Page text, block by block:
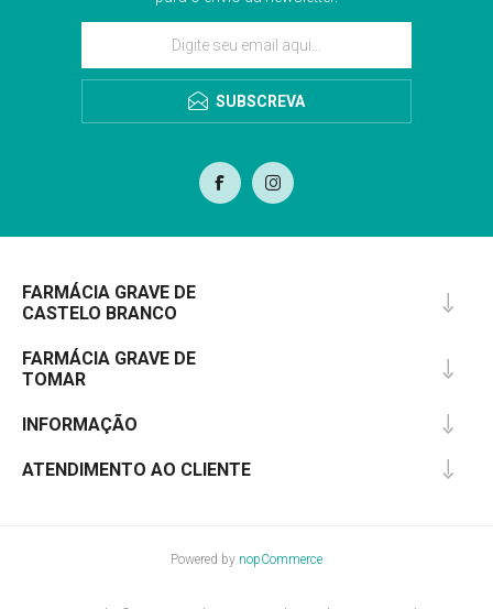
SUBSCREVA
FARMÁCIA GRAVE DE
CASTELO BRANCO
FARMÁCIA GRAVE DE
TOMAR
INFORMAÇÃO
ATENDIMENTO AO CLIENTE
Powered by nopCommerce